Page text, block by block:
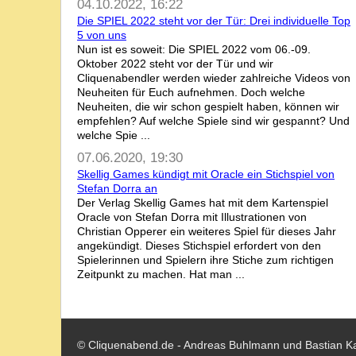
04.10.2022, 16:22
Die SPIEL 2022 steht vor der Tür: Drei individuelle Top
5 von uns
Nun ist es soweit: Die SPIEL 2022 vom 06.-09.
Oktober 2022 steht vor der Tür und wir
Cliquenabendler werden wieder zahlreiche Videos von
Neuheiten für Euch aufnehmen. Doch welche
Neuheiten, die wir schon gespielt haben, können wir
empfehlen? Auf welche Spiele sind wir gespannt? Und
welche Spie ...
07.06.2020, 19:30
Skellig Games kündigt mit Oracle ein Stichspiel von
Stefan Dorra an
Der Verlag Skellig Games hat mit dem Kartenspiel
Oracle von Stefan Dorra mit Illustrationen von
Christian Opperer ein weiteres Spiel für dieses Jahr
angekündigt. Dieses Stichspiel erfordert von den
Spielerinnen und Spielern ihre Stiche zum richtigen
Zeitpunkt zu machen. Hat man ...
© Cliquenabend.de - Andreas Buhlmann und Bastian